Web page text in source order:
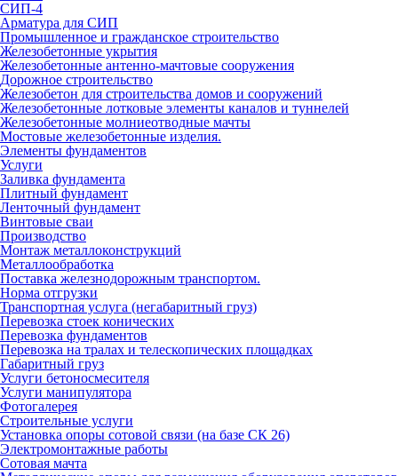
СИП-4
Арматура для СИП
Промышленное и гражданское строительство
Железобетонные укрытия
Железобетонные антенно-мачтовые сооружения
Дорожное строительство
Железобетон для строительства домов и сооружений
Железобетонные лотковые элементы каналов и туннелей
Железобетонные молниеотводные мачты
Мостовые железобетонные изделия.
Элементы фундаментов
Услуги
Заливка фундамента
Плитный фундамент
Ленточный фундамент
Винтовые сваи
Производство
Монтаж металлоконструкций
Металлообработка
Поставка железнодорожным транспортом.
Норма отгрузки
Транспортная услуга (негабаритный груз)
Перевозка стоек конических
Перевозка фундаментов
Перевозка на тралах и телескопических площадках
Габаритный груз
Услуги бетоносмесителя
Услуги манипулятора
Фотогалерея
Строительные услуги
Установка опоры сотовой связи (на базе СК 26)
Электромонтажные работы
Сотовая мачта